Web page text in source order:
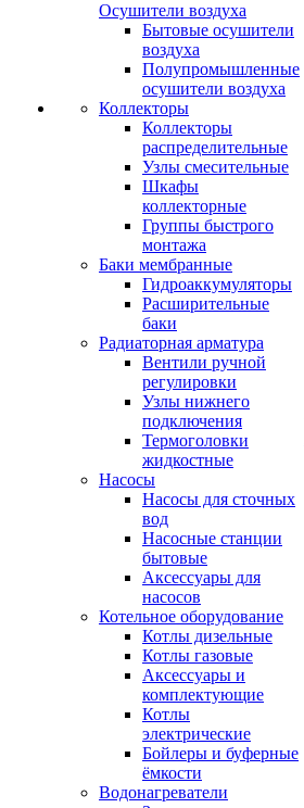
Осушители воздуха
Бытовые осушители
воздуха
Полупромышленные
осушители воздуха
Коллекторы
Коллекторы
распределительные
Узлы смесительные
Шкафы
коллекторные
Группы быстрого
монтажа
Баки мембранные
Гидроаккумуляторы
Расширительные
баки
Радиаторная арматура
Вентили ручной
регулировки
Узлы нижнего
подключения
Термоголовки
жидкостные
Насосы
Насосы для сточных
вод
Насосные станции
бытовые
Аксессуары для
насосов
Котельное оборудование
Котлы дизельные
Котлы газовые
Аксессуары и
комплектующие
Котлы
электрические
Бойлеры и буферные
ёмкости
Водонагреватели